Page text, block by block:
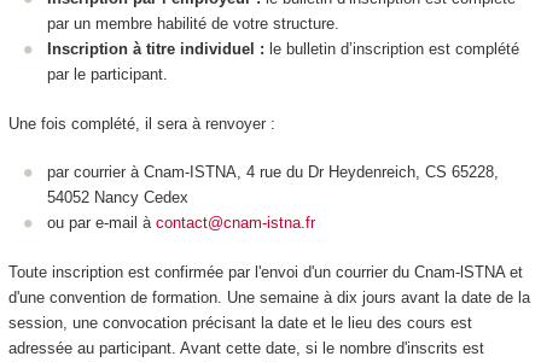
par un membre habilité de votre structure.
Inscription à titre individuel : le bulletin d’inscription est complété
par le participant.
Une fois complété, il sera à renvoyer :
par courrier à Cnam-ISTNA, 4 rue du Dr Heydenreich, CS 65228,
54052 Nancy Cedex
ou par e-mail à contact@cnam-istna.fr
Toute inscription est confirmée par l'envoi d'un courrier du Cnam-lSTNA et
d'une convention de formation. Une semaine à dix jours avant la date de la
session, une convocation précisant la date et le lieu des cours est
adressée au participant. Avant cette date, si le nombre d'inscrits est